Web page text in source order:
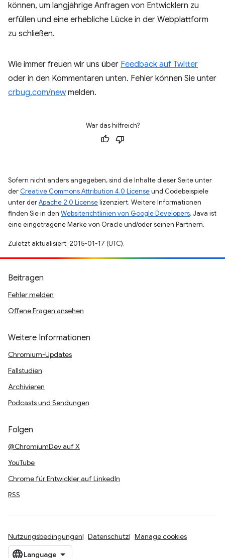
können, um langjährige Anfragen von Entwicklern zu
erfüllen und eine erhebliche Lücke in der Webplattform
zu schließen.
Wie immer freuen wir uns über Feedback auf Twitter
oder in den Kommentaren unten. Fehler können Sie unter
crbug.com/newmelden.
War das hilfreich?
Sofern nicht anders angegeben, sind die Inhalte dieser Seite unter
der Creative Commons Attribution 4.0 Licenseund Codebeispiele
unter derApache 2.0 Licenselizenziert. Weitere Informationen
finden Sie in den Websiterichtlinien von Google Developers. Java ist
eine eingetragene Marke von Oracle und/oder seinen Partnern.
Zuletzt aktualisiert: 2015-01-17 (UTC).
Beitragen
Fehler melden
Offene Fragen ansehen
Weitere Informationen
Chromium-Updates
Fallstudien
Archivieren
Podcasts und Sendungen
Folgen
@ChromiumDev auf X
YouTube
Chrome für Entwickler auf LinkedIn
RSS
Nutzungsbedingungen Datenschutz Manage cookies